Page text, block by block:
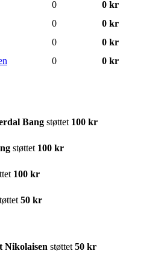
0
0 kr
0
0 kr
0
0 kr
0 0 kr
Bang støttet 100 kr
støttet 100 kr
100 kr
50 kr
Nikolaisen støttet 50 kr